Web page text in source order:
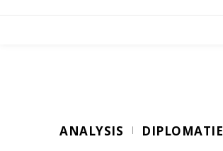
ANALYSIS DIPLOMATIE